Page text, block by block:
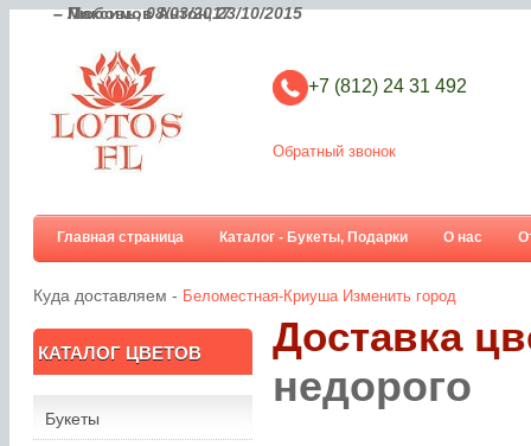
+7 (812) 24 31 492
Обратный звонок
Главная страница Каталог - Букеты, Подарки О нас
Куда доставляем - Беломестная-Криуша Изменить город
КАТАЛОГ ЦВЕТОВ
Букеты
– Любовь,08/03/2017
– Максимов Антон,23/10/2015
Доставка
недорого